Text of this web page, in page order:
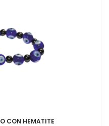
CON HEMATITE